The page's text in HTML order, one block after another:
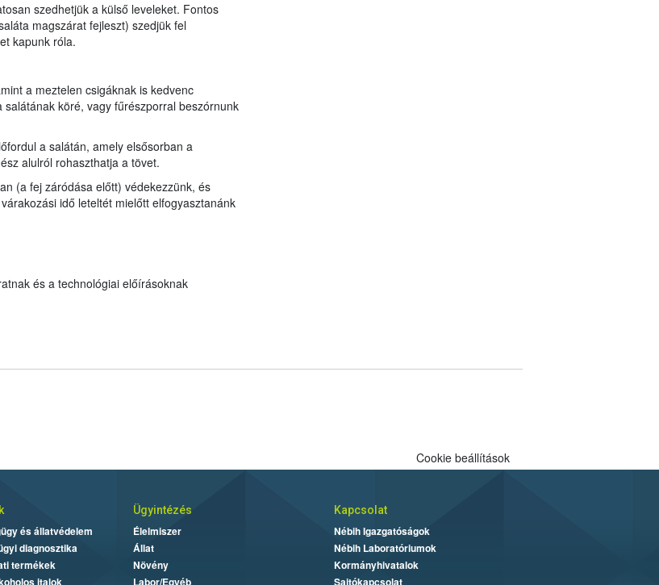
szedhetjük a külső leveleket. Fontos
magszárat fejleszt) szedjük fel
kapunk róla.
a meztelen csigáknak is kedvenc
köré, vagy fűrészporral beszórnunk
a salátán, amely elsősorban a
alulról rohaszthatja a tövet.
(a fej záródása előtt) védekezzünk, és
idő leteltét mielőtt elfogyasztanánk
és a technológiai előírásoknak
Cookie beállítások
és állatvédelem
diagnosztika
termékek
italok
Ügyintézés
Élelmiszer
Állat
Növény
Labor/Egyéb
Kapcsolat
Nébih Igazgatóságok
Nébih Laboratóriumok
Kormányhivatalok
Sajtókapcsolat